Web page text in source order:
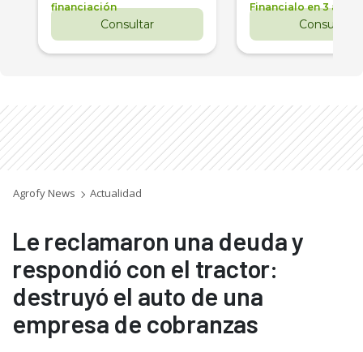
financiación
Consultar
Financialo en 3 años
Consultar
Agrofy News Actualidad
Le reclamaron una deuda y
respondió con el tractor:
destruyó el auto de una
empresa de cobranzas